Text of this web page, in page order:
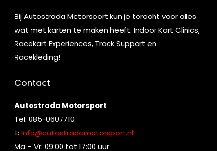
Bij Autostrada Motorsport kun je terecht voor alles
wat met karten te maken heeft. Indoor Kart Clinics,
Racekart Experiences, Track Support en
Racekleding!
Contact
Autostrada Motorsport
Tel: 085-0607710
E: Info@autostradamotorsport.nl
Ma – Vr: 09:00 tot 17:00 uur